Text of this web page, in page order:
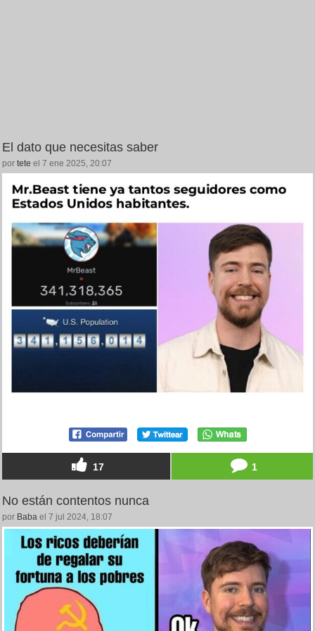
El dato que necesitas saber
por tete el 7 ene 2025, 20:07
17 1
No están contentos nunca
por Baba el 7 jul 2024, 18:07